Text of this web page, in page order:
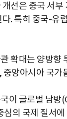
선은 중국 서
. 특히 중국-유
확대는 양방향
앙아시아 국가
이 글로벌 남
심의 국제 질서